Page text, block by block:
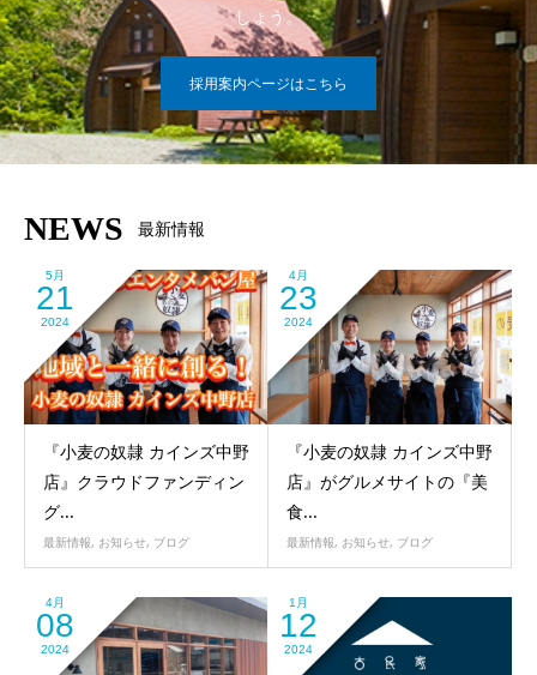
しょう。
採用案内ページはこちら
NEWS 最新情報
5月
21
2024
『小麦の奴隷 カインズ中野
店』クラウドファンディン
グ...
最新情報, お知らせ, ブログ
4月
23
2024
『小麦の奴隷 カインズ中野
店』がグルメサイトの『美
食...
最新情報, お知らせ, ブログ
4月
08
2024
1月
12
2024